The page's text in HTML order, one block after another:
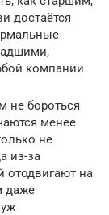
достаётся
компании
не бороться
менее
не
из-за
отодвигают на
даже